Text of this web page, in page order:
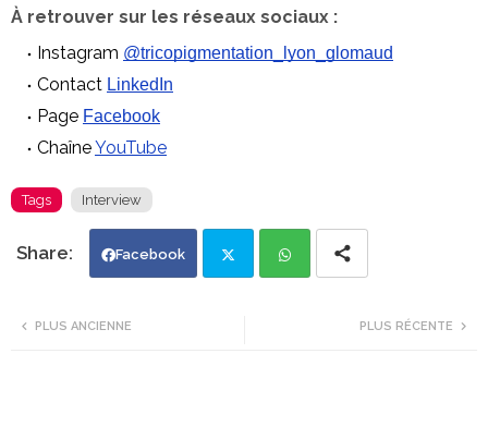
À retrouver sur les réseaux sociaux :
Instagram @tricopigmentation_lyon_glomaud
Contact LinkedIn
Page Facebook
ChaîneYouTube
Tags Interview
Facebook
PLUS RÉCENTE
PLUS ANCIENNE